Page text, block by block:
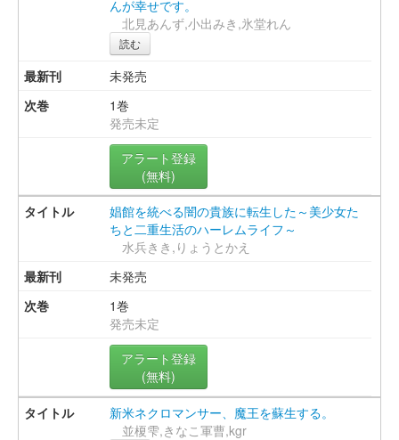
んが幸せです。
北見あんず,小出みき,氷堂れん
読む
未発売
1巻
発売未定
アラート登録
(無料)
娼館を統べる闇の貴族に転生した～美少女た
ちと二重生活のハーレムライフ～
水兵きき,りょうとかえ
未発売
1巻
発売未定
アラート登録
(無料)
新米ネクロマンサー、魔王を蘇生する。
並榎雫,きなこ軍曹,kgr